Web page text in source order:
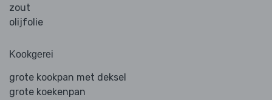
zout
olijfolie
Kookgerei
grote kookpan met deksel
grote koekenpan